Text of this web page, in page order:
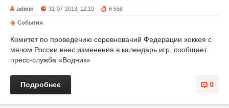
admin 31-07-2013, 12:10 6 558
События
Комитет по проведению соревнований Федерации хоккея с
мячом России внес изменения в календарь игр, сообщает
пресс-служба «Водник»
0
Подробнее